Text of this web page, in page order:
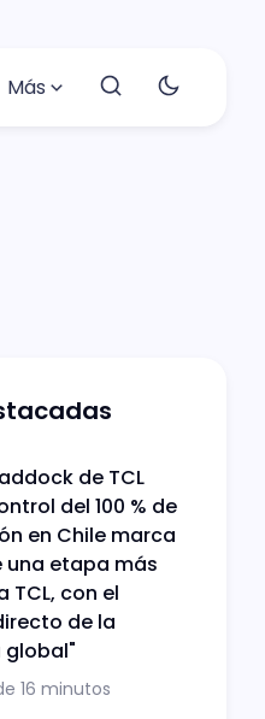
Más
de TCL
del 100 % de
en Chile marca
una etapa más
TCL, con el
de la
16 minutos